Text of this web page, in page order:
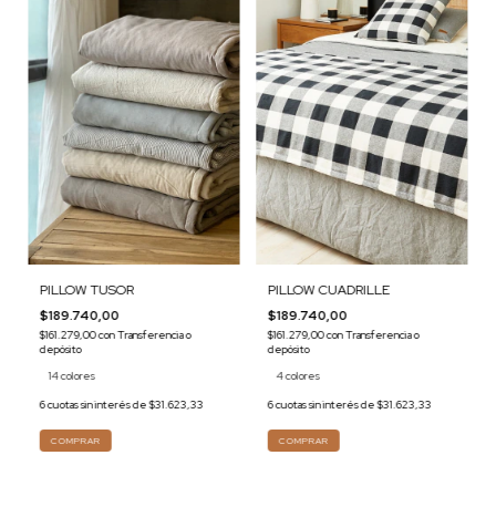
PILLOW TUSOR
$189.740,00
$161.279,00conTransferencia o
depósito
14 colores
6cuotas sin interés de$31.623,33
COMPRAR
PILLOW CUADRILLE
$189.740,00
$161.279,00conTransferencia o
depósito
4 colores
6cuotas sin interés de$31.623,33
COMPRAR